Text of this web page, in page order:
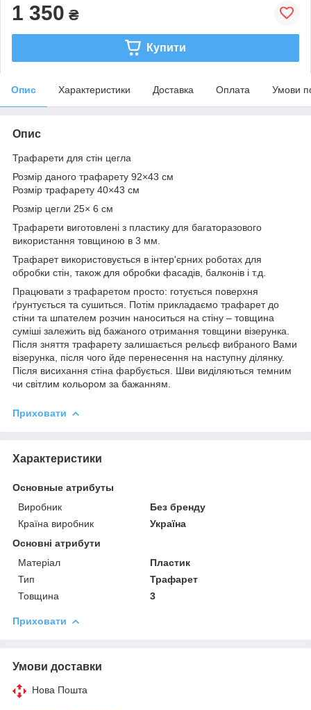
1 350 ₴
Купити
Опис Характеристики Доставка Оплата Умови
Опис
Трафарети для стін цегла
Розмір даного трафарету 92×43 см
Розмір трафарету 40×43 см
Розмір цегли 25× 6 см
Трафарети виготовлені з пластику для багаторазового
використання товщиною в 3 мм.
Трафарет використовується в інтер'єрних роботах для
обробки стін, також для обробки фасадів, балконів і т.д.
Працювати з трафаретом просто: готується поверхня
ґрунтується та сушиться. Потім прикладаємо трафарет до
стіни та шпателем розчин наноситься на стіну – товщина
суміші залежить від бажаного отримання товщини візерунка.
Після зняття трафарету залишається рельєф вибраного Вами
візерунка, після чого йде перенесення на наступну ділянку.
Після висихання стіна фарбується. Шви виділяються темним
чи світлим кольором за бажанням.
Приховати
Характеристики
Основные атрибуты
Виробник
Без бренду
Країна виробник
Україна
Основні атрибути
Матеріал
Пластик
Тип
Трафарет
Товщина
3
Приховати
Умови доставки
Нова Пошта